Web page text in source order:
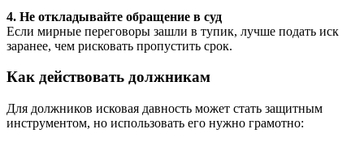
4. Не откладывайте обращение в суд
Если мирные переговоры зашли в тупик, лучше подать иск
заранее, чем рисковать пропустить срок.
Как действовать должникам
Для должников исковая давность может стать защитным
инструментом, но использовать его нужно грамотно: